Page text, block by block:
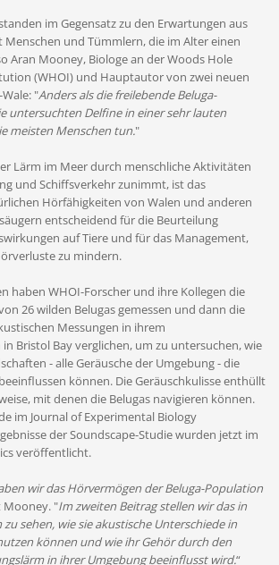
im Gegensatz zu den Erwartungen aus
und Tümmlern, die im Alter einen
Aran Mooney, Biologe an der Woods Hole
(WHOI) und Hauptautor von zwei neuen
"Anders als die freilebende Beluga-
untersuchten Delfine in einer sehr lauten
meisten Menschen tun."
Lärm im Meer durch menschliche Aktivitäten
und Schiffsverkehr zunimmt, ist das
Hörfähigkeiten von Walen und anderen
entscheidend für die Beurteilung
auf Tiere und für das Management,
zu mindern.
haben WHOI-Forscher und ihre Kollegen die
26 wilden Belugas gemessen und dann die
Messungen in ihrem
Bristol Bay verglichen, um zu untersuchen, wie
- alle Geräusche der Umgebung - die
können. Die Geräuschkulisse enthüllt
mit denen die Belugas navigieren können.
im Journal of Experimental Biology
der Soundscape-Studie wurden jetzt im
veröffentlicht.
wir das Hörvermögen der Beluga-Population
Mooney. "Im zweiten Beitrag stellen wir das in
sehen, wie sie akustische Unterschiede in
können und wie ihr Gehör durch den
in ihrer Umgebung beeinflusst wird.“